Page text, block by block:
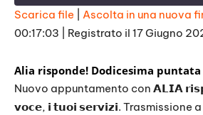
SHARE
LINK
EMBED
Scarica file Ascolta in una nuova
00:17:03
Registrato il 17 Giugno
Alia risponde! Dodicesima puntata
Nuovo appuntamento con 𝗔𝗟𝗜𝗔
𝘃𝗼𝗰𝗲, 𝗶 𝘁𝘂𝗼𝗶 𝘀𝗲𝗿𝘃𝗶𝘇𝗶. Trasmissione